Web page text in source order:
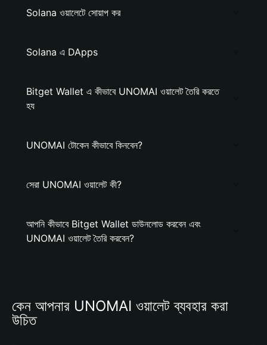
Solana ওয়ালেটে সোয়াপ কর
Solana এ DApps
Bitget Wallet এ কীভাবে UNOMAI ওয়ালেট তৈরি করতে
হয
UNOMAI টোকেন কীভাবে কিনবেন?
সেরা UNOMAI ওয়ালেট কী?
আপনি কীভাবে Bitget Wallet ডাউনলোড করবেন এবং
UNOMAI ওয়ালেট তৈরি করবেন?
কেন আপনার UNOMAI ওয়ালেট ব্যবহার করা
উচিত